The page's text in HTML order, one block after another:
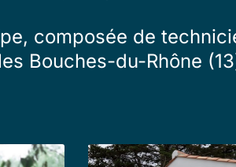
composée de
Bouches-du-Rhône